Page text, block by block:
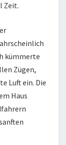
Zeit.
kümmerte
Zügen,
Luft ein. Die
Haus